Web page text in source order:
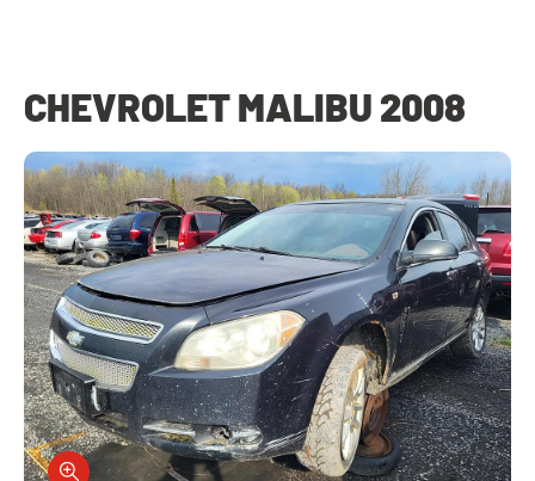
CHEVROLET MALIBU 2008